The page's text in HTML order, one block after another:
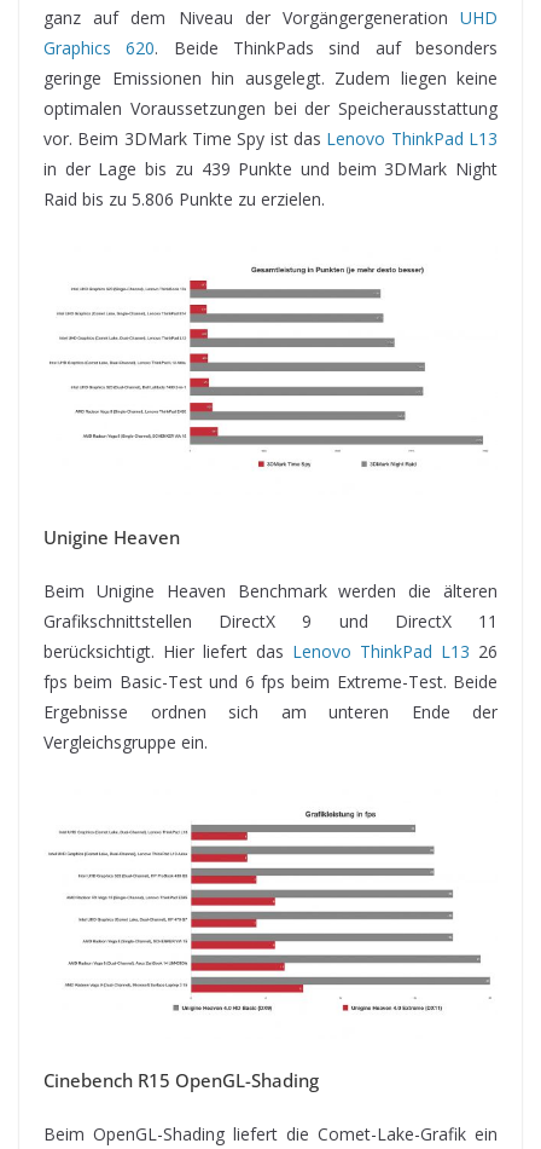
ganz auf dem Niveau der Vorgängergeneration UHD
Graphics 620. Beide ThinkPads sind auf besonders
geringe Emissionen hin ausgelegt. Zudem liegen keine
optimalen Voraussetzungen bei der Speicherausstattung
vor. Beim 3DMark Time Spy ist das Lenovo ThinkPad L13
in der Lage bis zu 439 Punkte und beim 3DMark Night
Raid bis zu 5.806 Punkte zu erzielen.
Unigine Heaven
Beim Unigine Heaven Benchmark werden die älteren
Grafikschnittstellen DirectX 9 und DirectX 11
berücksichtigt. Hier liefert das Lenovo ThinkPad L13 26
fps beim Basic-Test und 6 fps beim Extreme-Test. Beide
Ergebnisse ordnen sich am unteren Ende der
Vergleichsgruppe ein.
Cinebench R15 OpenGL-Shading
Beim OpenGL-Shading liefert die Comet-Lake-Grafik ein